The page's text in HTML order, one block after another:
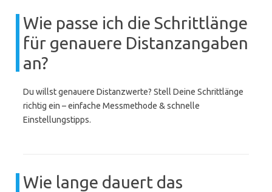
Wie passe ich die Schrittlänge
für genauere Distanzangaben
an?
Du willst genauere Distanzwerte? Stell Deine Schrittlänge
richtig ein – einfache Messmethode & schnelle
Einstellungstipps.
Wie lange dauert das